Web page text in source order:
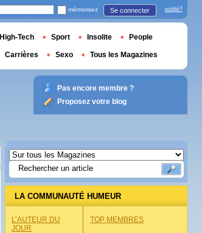
LA COMMUNAUTÉ HUMEUR
L’AUTEUR DU
JOUR
TOP MEMBRES
mémorisez Se connecter oublié?
High-Tech Sport Insolite People
Carrières Sexo Tous les Magazines
Pas encore membre ?
Proposez votre blog